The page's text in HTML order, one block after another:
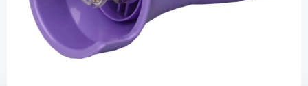
sofort verfügbar
Lieferzeit 1-3 Werktage
Mehr über das Produkt